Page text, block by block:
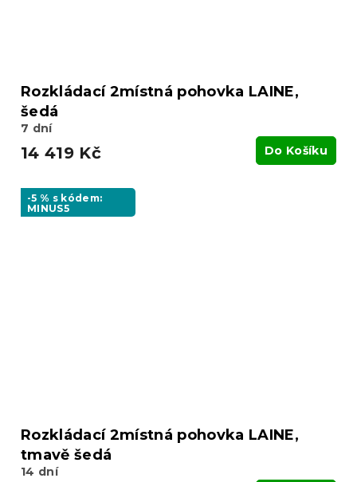
Rozkládací 2místná pohovka LAINE,
šedá
7 dní
14 419 Kč Do Košíku
-5 % s kódem:
MINUS5
Rozkládací 2místná pohovka LAINE,
tmavě šedá
14 dní